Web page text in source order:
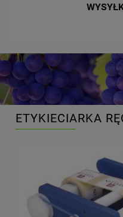
ETYKIECIARKA